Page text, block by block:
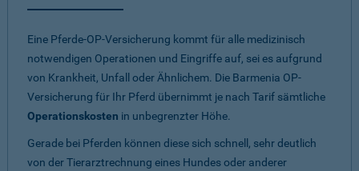
Eine Pferde-OP-Versicherung kommt für alle medizinisch
notwendigen Operationen und Eingriffe auf, sei es aufgrund
von Krankheit, Unfall oder Ähnlichem. Die Barmenia OP-
Versicherung für Ihr Pferd übernimmt je nach Tarif sämtliche
Operationskosten in unbegrenzter Höhe.
Gerade bei Pferden können diese sich schnell, sehr deutlich
von der Tierarztrechnung eines Hundes oder anderer